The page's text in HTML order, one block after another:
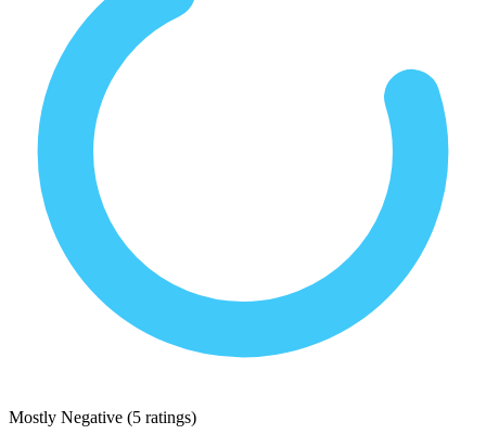
Mostly Negative (5 ratings)